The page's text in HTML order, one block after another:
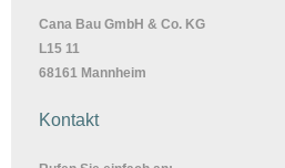
Cana Bau GmbH & Co. KG
L15 11
68161 Mannheim
Kontakt